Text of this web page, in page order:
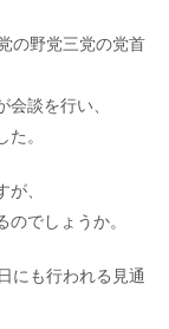
の野党三党の党首
談を行い、
。
、
でしょうか。
にも行われる見通